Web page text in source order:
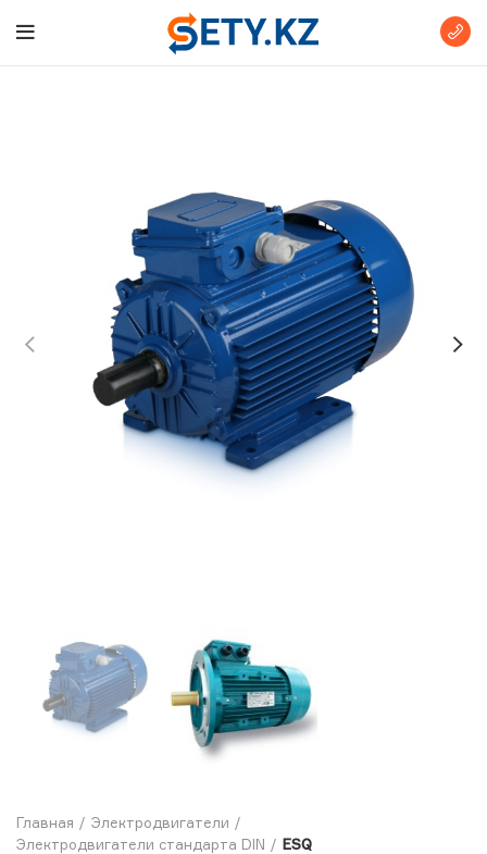
Главная
Электродвигатели
Электродвигатели стандарта DIN
ESQ